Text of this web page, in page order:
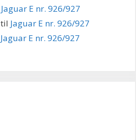
Jaguar E nr. 926/927
til Jaguar E nr. 926/927
Jaguar E nr. 926/927